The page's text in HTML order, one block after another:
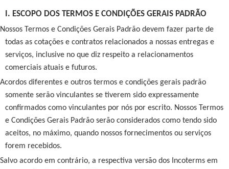
I. ESCOPO DOS TERMOS E CONDIÇÕES GERAIS PADRÃO
Nossos Termos e Condições Gerais Padrão devem fazer parte de
todas as cotações e contratos relacionados a nossas entregas e
serviços, inclusive no que diz respeito a relacionamentos
comerciais atuais e futuros.
Acordos diferentes e outros termos e condições gerais padrão
somente serão vinculantes se tiverem sido expressamente
confirmados como vinculantes por nós por escrito. Nossos Termos
e Condições Gerais Padrão serão considerados como tendo sido
aceitos, no máximo, quando nossos fornecimentos ou serviços
forem recebidos.
Salvo acordo em contrário, a respectiva versão dos Incoterms em